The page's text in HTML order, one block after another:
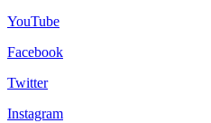
YouTube
Facebook
Twitter
Instagram